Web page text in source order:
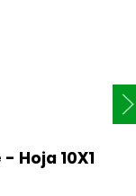
Hoja 10X1